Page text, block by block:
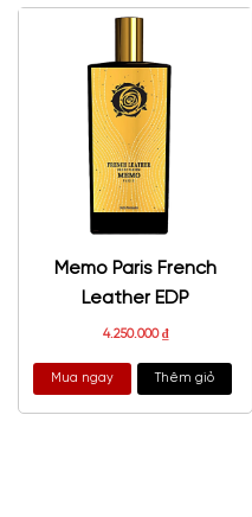
Memo Paris French
Leather EDP
4.250.000₫
Mua ngay Thêm giỏ